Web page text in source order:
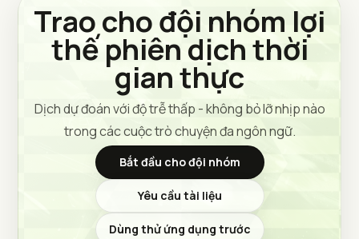
Trao cho đội nhóm lợi
thế phiên dịch thời
gian thực
Dịch dự đoán với độ trễ thấp - không bỏ lỡ nhịp nào
trong các cuộc trò chuyện đa ngôn ngữ.
Bắt đầu cho đội nhóm
Yêu cầu tài liệu(mở trong tab mới)
Dùng thử ứng dụng trước